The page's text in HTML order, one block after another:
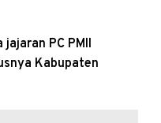
PC PMII
Kabupaten